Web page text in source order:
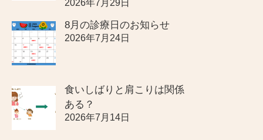
2026年7月29日
8月の診療日のお知らせ
2026年7月24日
食いしばりと肩こりは関係
ある？
2026年7月14日